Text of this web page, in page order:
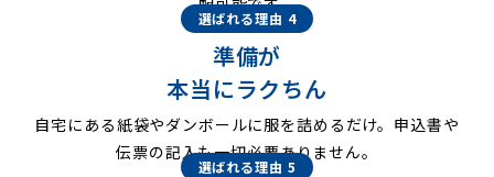
選ばれる理由 4
準備が
本当にラクちん
自宅にある紙袋やダンボールに服を詰めるだけ。申込書や
伝票の記入も一切必要ありません。
選ばれる理由 5